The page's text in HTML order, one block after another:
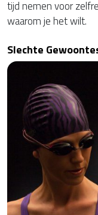
tijd nemen voor
waarom je het wilt.
Slechte